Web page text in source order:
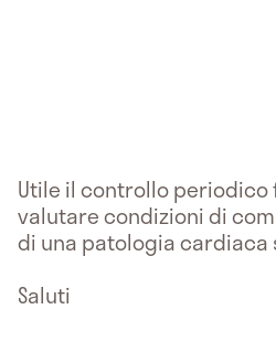
Utile il controllo
valutare condizioni di
di una patologia cardiaca
Saluti